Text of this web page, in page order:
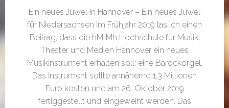
Ein neues Juwel in Hannover – Ein neues Juwel
für Niedersachsen Im Frühjahr 2019 las ich einen
Beitrag, dass die hMtMh Hochschule für Musik,
Theater und Medien Hannover ein neues
Musikinstrument erhalten soll: eine Barockorgel.
Das Instrument sollte annähernd 1,3 Millionen
Euro kosten und am 26. Oktober 2019
fertiggestellt und eingeweiht werden. Das